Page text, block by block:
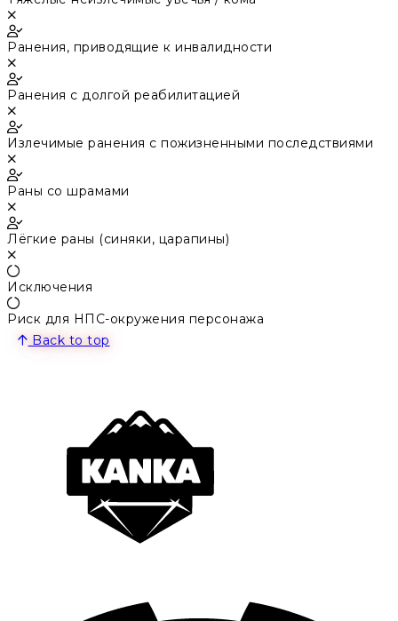
Ранения, приводящие к инвалидности
Ранения с долгой реабилитацией
Излечимые ранения с пожизненными последствиями
Раны со шрамами
Лёгкие раны (синяки, царапины)
Исключения
Риск для НПС-окружения персонажа
Back to top